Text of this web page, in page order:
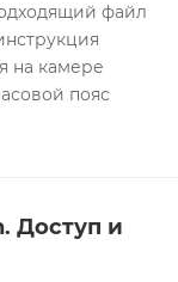
файл
на камере
пояс
Доступ и